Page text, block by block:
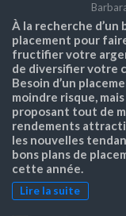
À la recherche d’un
placement pour
fructifier votre
de diversifier votre
Besoin d’un
moindre risque, mais
proposant tout de
rendements
les nouvelles
bons plans de
cette année.
Lire la suite